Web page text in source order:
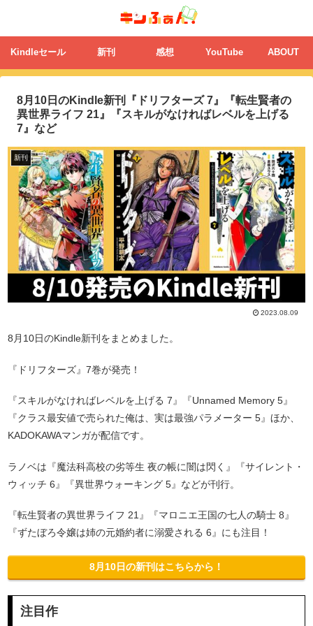
Kindleセール 新刊 感想 YouTube ABOUT
8月10日のKindle新刊『ドリフターズ 7』『転生賢者の
異世界ライフ 21』『スキルがなければレベルを上げる
7』など
新刊
2023.08.09
8月10日のKindle新刊をまとめました。
『ドリフターズ』7巻が発売！
『スキルがなければレベルを上げる 7』『Unnamed Memory 5』
『クラス最安値で売られた俺は、実は最強パラメーター 5』ほか、
KADOKAWAマンガが配信です。
ラノベは『魔法科高校の劣等生 夜の帳に闇は閃く』『サイレント・
ウィッチ 6』『異世界ウォーキング 5』などが刊行。
『転生賢者の異世界ライフ 21』『マロニエ王国の七人の騎士 8』
『ずたぼろ令嬢は姉の元婚約者に溺愛される 6』にも注目！
8月10日の新刊はこちらから！
注目作